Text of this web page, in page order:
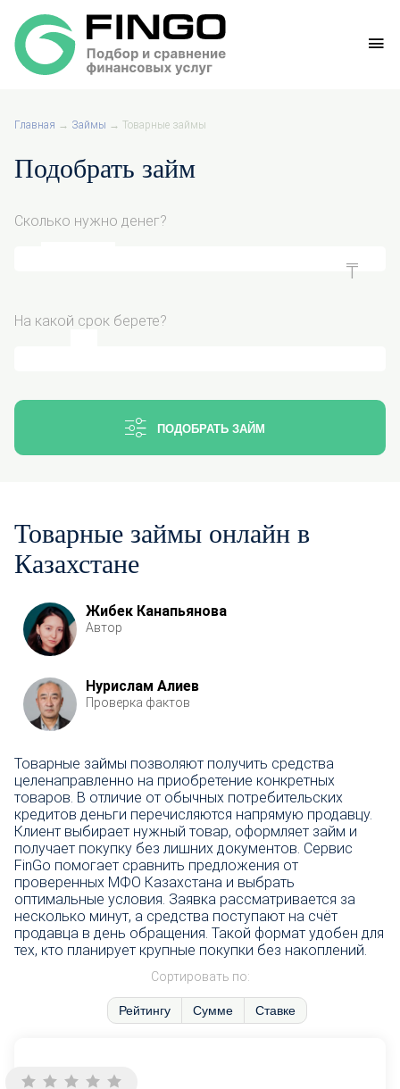
Главная → Займы → Товарные займы
Подобрать займ
Сколько нужно денег?
На какой срок берете?
ПОДОБРАТЬ ЗАЙМ
Товарные займы онлайн в
Казахстане
Жибек Канапьянова
Автор
Нурислам Алиев
Проверка фактов
Товарные займы позволяют получить средства
целенаправленно на приобретение конкретных
товаров. В отличие от обычных потребительских
кредитов деньги перечисляются напрямую продавцу.
Клиент выбирает нужный товар, оформляет займ и
получает покупку без лишних документов. Сервис
FinGo помогает сравнить предложения от
проверенных МФО Казахстана и выбрать
оптимальные условия. Заявка рассматривается за
несколько минут, а средства поступают на счёт
продавца в день обращения. Такой формат удобен для
тех, кто планирует крупные покупки без накоплений.
Сортировать по:
Рейтингу Сумме Ставке